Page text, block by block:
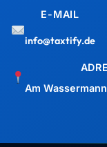
E-MAIL
info@taxtify.de
Am